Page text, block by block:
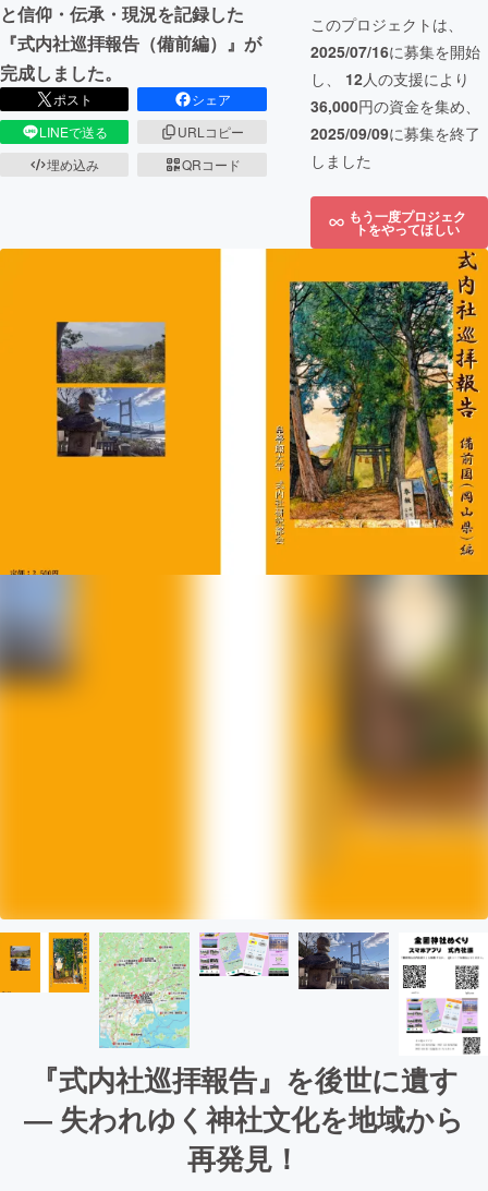
と信仰・伝承・現況を記録した
『式内社巡拝報告（備前編）』が
完成しました。
ポスト
シェア
LINEで送る
URLコピー
埋め込み
QRコード
このプロジェクトは、
2025/07/16に募集を開始
し、 12人の支援により
36,000円の資金を集め、
2025/09/09に募集を終了
しました
もう一度プロジェク
トをやってほしい
『式内社巡拝報告』を後世に遺す
― 失われゆく神社文化を地域から
再発見！